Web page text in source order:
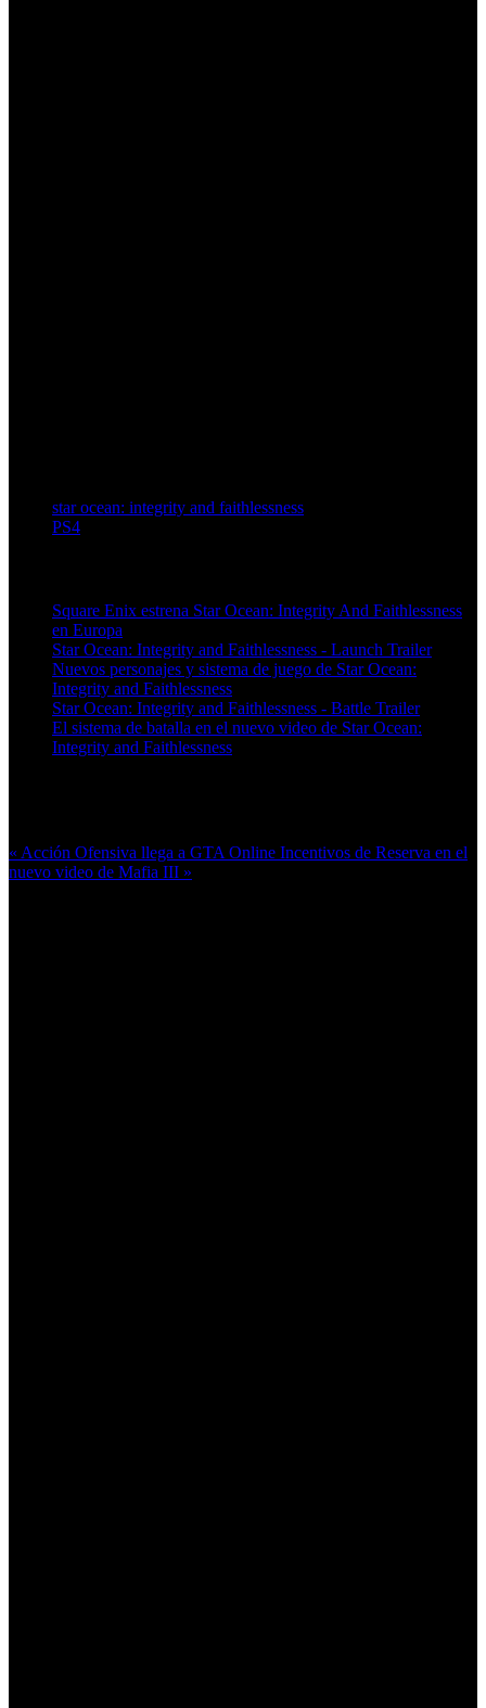
star ocean: integrity and faithlessness
PS4
Square Enix estrena Star Ocean: Integrity And Faithlessness
en Europa
Star Ocean: Integrity and Faithlessness - Launch Trailer
Nuevos personajes y sistema de juego de Star Ocean:
Integrity and Faithlessness
Star Ocean: Integrity and Faithlessness - Battle Trailer
El sistema de batalla en el nuevo video de Star Ocean:
Integrity and Faithlessness
« Acción Ofensiva llega a GTA Online Incentivos de Reserva en el
nuevo video de Mafia III »